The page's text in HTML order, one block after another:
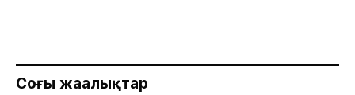
Соңғы жаңалықтар